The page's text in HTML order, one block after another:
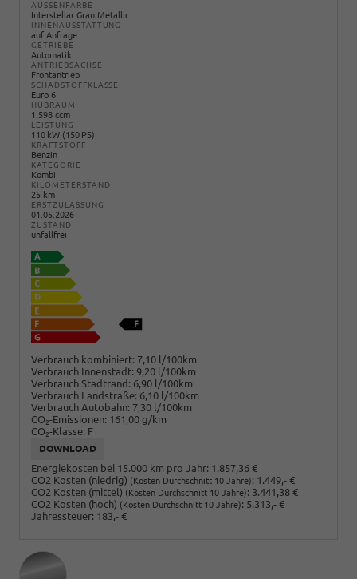
AUSSENFARBE
Interstellar Grau Metallic
INNENAUSSTATTUNG
auf Anfrage
GETRIEBE
Automatik
ANTRIEBSACHSE
Frontantrieb
SCHADSTOFFKLASSE
Euro 6
HUBRAUM
1.598 ccm
LEISTUNG
110 kW (150 PS)
KRAFTSTOFF
Benzin
KATEGORIE
Kombi
KILOMETERSTAND
25 km
ERSTZULASSUNG
01.05.2026
ZUSTAND
unfallfrei
Verbrauch kombiniert: 7,10 l/100km
Verbrauch Innenstadt: 9,20 l/100km
Verbrauch Stadtrand: 6,90 l/100km
Verbrauch Landstraße: 6,10 l/100km
Verbrauch Autobahn: 7,30 l/100km
CO2-Emissionen: 161,00 g/km
CO2-Klasse: F
DOWNLOAD
Energiekosten bei 15.000 km pro Jahr: 1.857,36 €
CO2 Kosten (niedrig) (Kosten Durchschnitt 10 Jahre): 1.449,- €
CO2 Kosten (mittel) (Kosten Durchschnitt 10 Jahre): 3.441,38 €
CO2 Kosten (hoch) (Kosten Durchschnitt 10 Jahre): 5.313,- €
Jahressteuer: 183,- €